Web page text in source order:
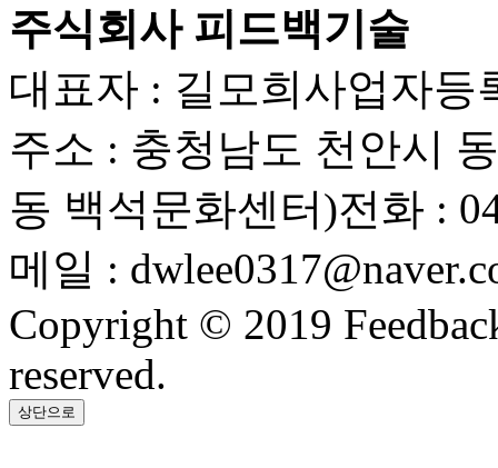
주식회사 피드백기술
대표자 : 길모희사업자등
주소 : 충청남도 천안시
동 백석문화센터)전화 :
메일 :
Copyright © 2019
reserved.
상단으로